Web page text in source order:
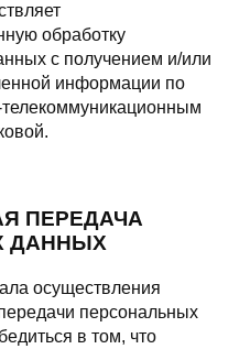
обработку
с получением и/или
информации по
ПЕРЕДАЧА
ДАННЫХ
осуществления
персональных
в том, что